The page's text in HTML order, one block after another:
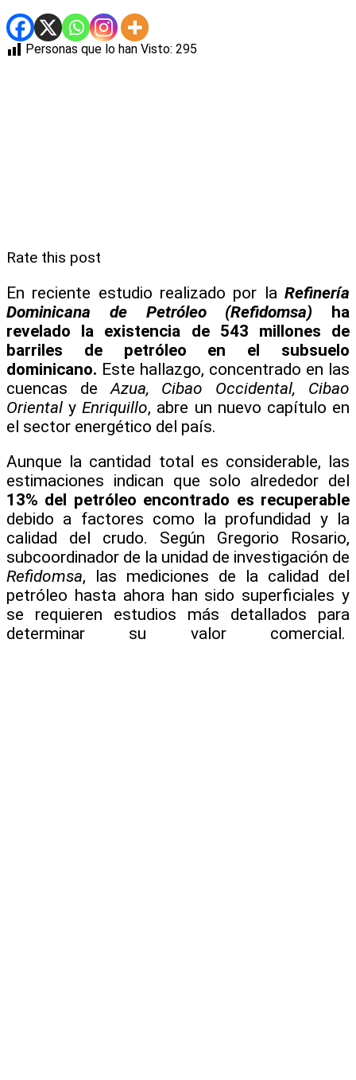
Personas que lo han Visto: 295
Rate this post
En reciente estudio realizado por la Refinería
Dominicana de Petróleo (Refidomsa) ha
revelado la existencia de 543 millones de
barriles de petróleo en el subsuelo
dominicano. Este hallazgo, concentrado en las
cuencas de Azua, Cibao Occidental, Cibao
Oriental yEnriquillo, abre un nuevo capítulo en
el sector energético del país.
Aunque la cantidad total es considerable, las
estimaciones indican que solo alrededor del
13% del petróleo encontrado es recuperable
debido a factores como la profundidad y la
calidad del crudo. Según Gregorio Rosario,
subcoordinador de la unidad de investigación de
Refidomsa, las mediciones de la calidad del
petróleo hasta ahora han sido superficiales y
se requieren estudios más detallados para
determinar su valor comercial.